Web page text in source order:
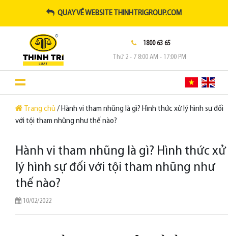
QUAY VỀ WEBSITE THINHTRIGROUP.COM
1800 63 65
Thứ 2 - 7 8:00 AM - 17:00 PM
Trang chủ / Hành vi tham nhũng là gì? Hình thức xử lý hình sự đối
với tội tham nhũng như thế nào?
Hành vi tham nhũng là gì? Hình thức xử
lý hình sự đối với tội tham nhũng như
thế nào?
10/02/2022